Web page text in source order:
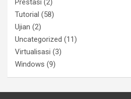
Prestasi (2)
Tutorial (58)
Ujian (2)
Uncategorized (11)
Virtualisasi (3)
Windows (9)